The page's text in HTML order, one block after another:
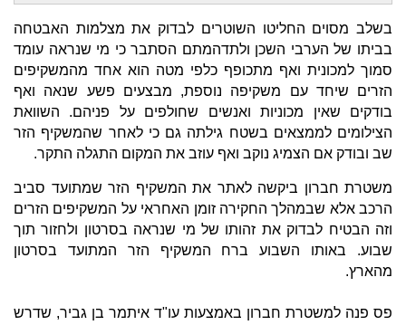
בשלב מסוים החליטו השוטרים לבדוק את מצלמות האבטחה
בביתו של הערבי השכן ולתדהמתם הסתבר כי מי שנראה עומד
סמוך למכונית ואף מתכופף כלפי מטה הוא אחד מהמשקיפים
הזרים שיחד עם משקיפה נוספת, מבצעים פשע שנאה ואף
בודקים שאין מכוניות ואנשים שחולפים על פניהם. השוואת
הצילומים לממצאים בשטח גילתה גם כי לאחר שהמשקיף הזר
שב ובודק אם הצמיג נוקב ואף עוזב את המקום התגלה התקר.
משטרת חברון ביקשה לאתר את המשקיף הזר שמתועד סביב
הרכב אלא שבמהלך החקירה זומן האחראי על המשקיפים הזרים
וזה הבטיח לבדוק את זהותו של מי שנראה בסרטון ולחזור תוך
שבוע. באותו השבוע ברח המשקיף הזר המתועד בסרטון
מהארץ.
פס פנה למשטרת חברון באמצעות עו"ד איתמר בן גביר, שדרש